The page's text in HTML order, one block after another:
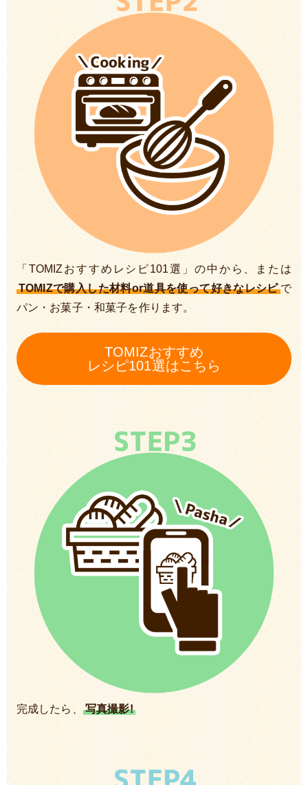
「TOMIZおすすめレシピ101選」の中から、または
TOMIZで購入した材料or道具を使って好きなレシピ で
パン・お菓子・和菓子を作ります。
TOMIZおすすめ
レシピ101選はこちら
完成したら、 写真撮影!